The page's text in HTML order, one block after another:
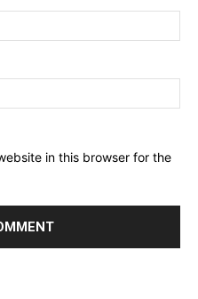
in this browser for the